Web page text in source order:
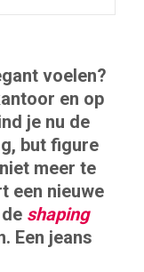
voelen?
en op
je nu de
but figure
meer te
een nieuwe
shaping
Een jeans